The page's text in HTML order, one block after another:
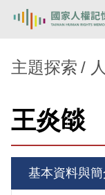
新生訓導處
主題探索
背景知識
主題探索
王炎燄
基本資料與簡